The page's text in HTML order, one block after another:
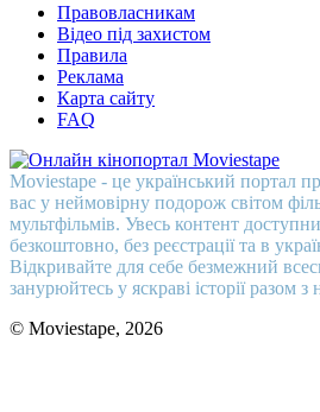
Правовласникам
Відео під захистом
Правила
Реклама
Карта сайту
FAQ
Moviestape - це український портал
вас у неймовірну подорож світом
мультфільмів. Увесь контент
безкоштовно, без реєстрації та в
Відкривайте для себе безмежний
занурюйтесь у яскраві історії разом з
© Moviestape, 2026